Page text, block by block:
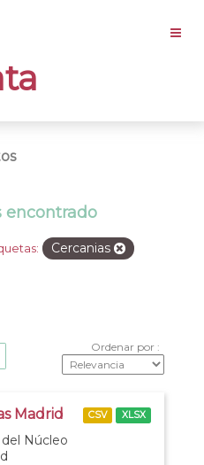
encontrado
Cercanias
Ordenar por
Madrid
Núcleo
CSV XLSX